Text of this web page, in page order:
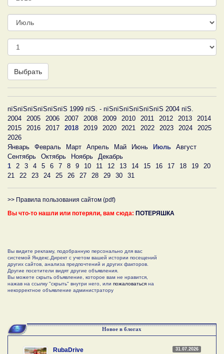
Месяц
День
Выбрать
пїЅпїЅпїЅпїЅпїЅпїЅ 1999 пїЅ. - пїЅпїЅпїЅпїЅпїЅпїЅ 2004 пїЅ.
2004
2005 2006 2007 2008 2009 2010 2011 2012 2013
2014
2015
2016 2017 2018 2019 2020 2021 2022 2023 2024
2025
2026
Январь
Февраль Март Апрель Май Июнь Июль
Август
Сентябрь
Октябрь Ноябрь
Декабрь
1
2 3 4 5 6 7 8 9 10 11 12 13 14 15 16 17 18 19
20
21
22 23 24 25 26 27 28 29 30 31
>> Правила пользования сайтом (pdf)
Вы что-то нашли или потеряли, вам сюда: ПОТЕРЯШКА
Вы видите рекламу, подобранную персонально для вас
системой Яндекс.Директ с учетом вашей истории посещений
других сайтов, анализа предпочтений и других факторов.
Другие посетители видят другие объявления.
Вы можете скрыть объявление, которое вам не нравится,
нажав на ссылку "скрыть" внутри него, или пожаловаться на
некорректное объявление администратору
Новое в блогах
31.07.2026
RubaDrive